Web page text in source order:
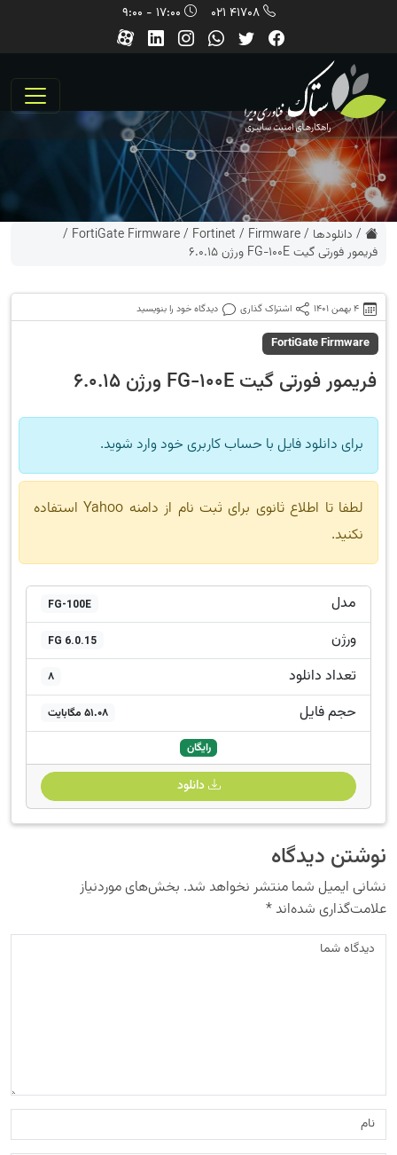
41708 021
/ دانلودها /
Firmware
/
Fortinet
/
FortiGate Firmware
/
فریمور فورتی گیت FG-100E ورژن 6.0.15
4 بهمن 1401 اشتراک گذاری دیدگاه خود را بنویسید
FortiGate Firmware
فریمور فورتی گیت FG-100E ورژن 6.0.15
برای دانلود فایل با حساب کاربری خود وارد شوید.
لطفا تا اطلاع ثانوی برای ثبت نام از دامنه Yahoo استفاده
نکنید.
مدل FG-100E
ورژن FG 6.0.15
تعداد دانلود 8
حجم فایل 51.08 مگابایت
رایگان
دانلود
نوشتن دیدگاه
نشانی ایمیل شما منتشر نخواهد شد. بخش‌های موردنیاز
علامت‌گذاری شده‌اند*